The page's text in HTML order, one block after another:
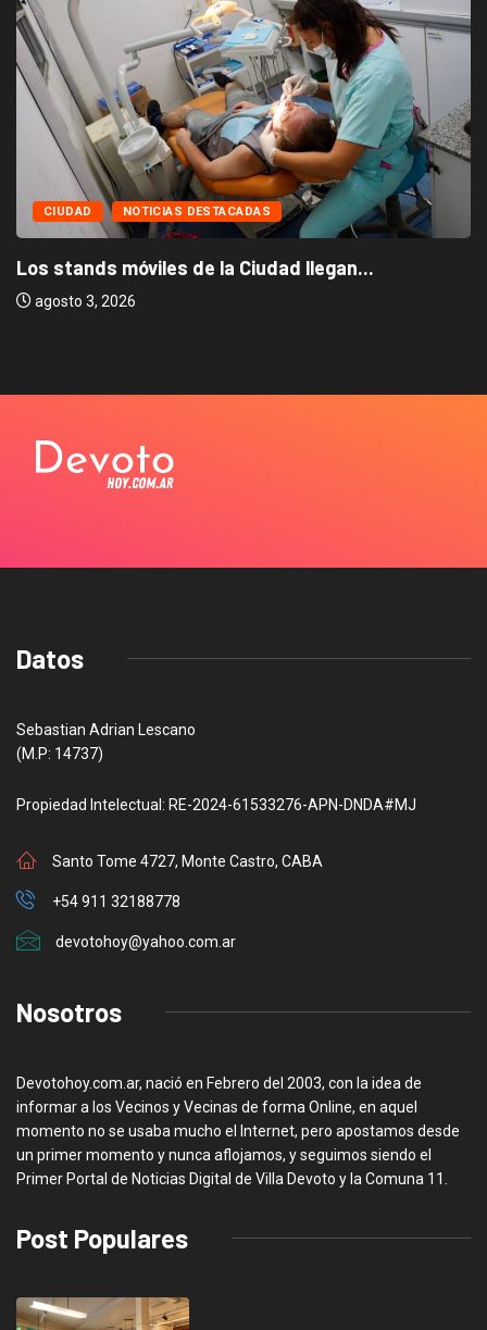
CIUDAD NOTICIAS DESTACADAS
Los stands móviles de la Ciudad llegan...
agosto 3, 2026
Datos
Sebastian Adrian Lescano
(M.P: 14737)
Propiedad Intelectual: RE-2024-61533276-APN-DNDA#MJ
Santo Tome 4727, Monte Castro, CABA
+54 911 32188778
devotohoy@yahoo.com.ar
Nosotros
Devotohoy.com.ar, nació en Febrero del 2003, con la idea de
informar a los Vecinos y Vecinas de forma Online, en aquel
momento no se usaba mucho el Internet, pero apostamos desde
un primer momento y nunca aflojamos, y seguimos siendo el
Primer Portal de Noticias Digital de Villa Devoto y la Comuna 11.
Post Populares